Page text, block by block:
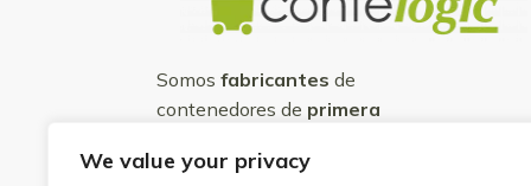
We value your privacy
Somosfabricantes de
contenedores de primera
preciosdel mercado.